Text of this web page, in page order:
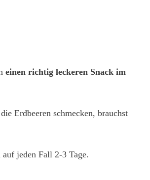
einen richtig leckeren Snack im
Erdbeeren schmecken, brauchst
jeden Fall 2-3 Tage.